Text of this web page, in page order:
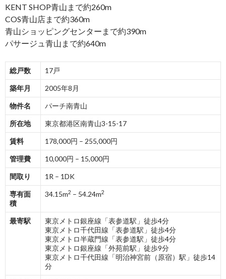
KENT SHOP青山まで約260m
COS青山店まで約360m
青山ショッピングセンターまで約390m
パサージュ青山まで約640m
総戸数 17戸
築年月 2005年8月
物件名 パーチ南青山
所在地 東京都港区南青山3-15-17
賃料 178,000円 – 255,000円
管理費 10,000円 – 15,000円
間取り 1R – 1DK
専有面
積
34.15m2 – 54.24m2
最寄駅
東京メトロ銀座線「表参道駅」徒歩4分
東京メトロ千代田線「表参道駅」徒歩4分
東京メトロ半蔵門線「表参道駅」徒歩4分
東京メトロ銀座線「外苑前駅」徒歩9分
東京メトロ千代田線「明治神宮前（原宿）駅」徒歩14
分